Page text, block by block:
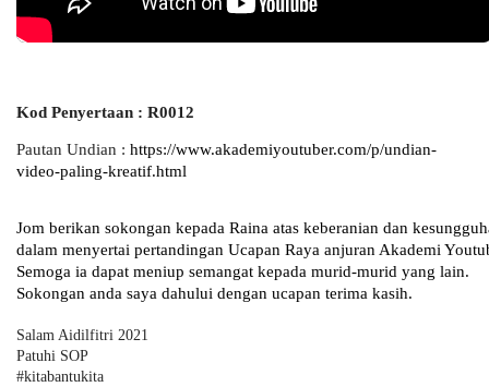
Kod Penyertaan : R0012
Pautan Undian : https://www.akademiyoutuber.com/p/undian-
video-paling-kreatif.html
Jom berikan sokongan kepada Raina atas keberanian dan
dalam menyertai pertandingan Ucapan Raya anjuran Akademi
Semoga ia dapat meniup semangat kepada murid-murid yang lain.
Sokongan anda saya dahului dengan ucapan terima kasih.
Salam Aidilfitri 2021
Patuhi SOP
#kitabantukita